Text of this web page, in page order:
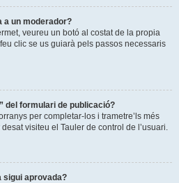
a un moderador?
veureu un botó al costat de la propia
clic se us guiarà pels passos necessaris
del formulari de publicació?
per completar-los i trametre’ls més
visiteu el Tauler de control de l’usuari.
sigui aprovada?